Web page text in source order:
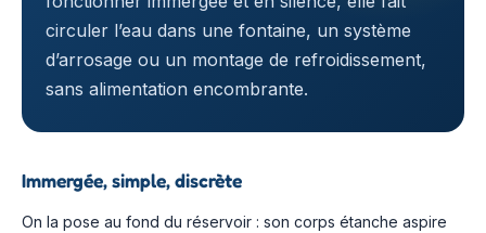
circuler l’eau dans une fontaine, un système
d’arrosage ou un montage de refroidissement,
sans alimentation encombrante.
Immergée, simple, discrète
On la pose au fond du réservoir : son corps étanche aspire